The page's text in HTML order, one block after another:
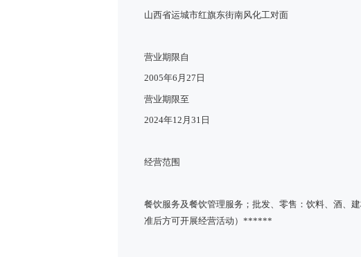
山西省运城市红旗东街南风化工对面
营业期限自
2005年6月27日
营业期限至
2024年12月31日
经营范围
餐饮服务及餐饮管理服务；批发、零售：饮料、酒、
准后方可开展经营活动）******